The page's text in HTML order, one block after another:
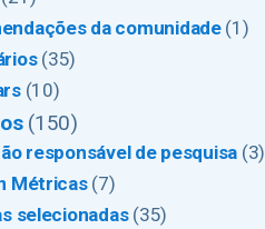
da comunidade(1)
(35)
(10)
(150)
responsável de pesquisa (3)
Métricas(7)
selecionadas(35)